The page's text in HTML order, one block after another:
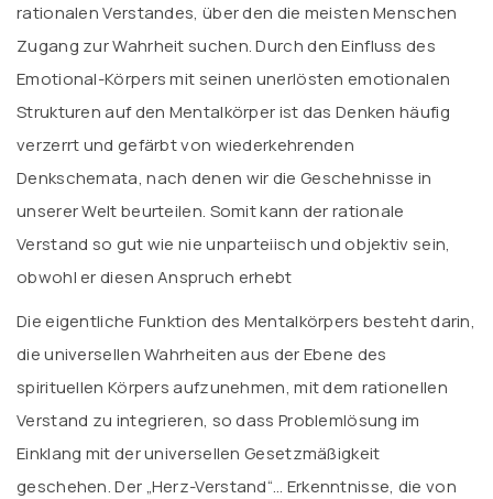
rationalen Verstandes, über den die meisten Menschen
Zugang zur Wahrheit suchen. Durch den Einfluss des
Emotional-Körpers mit seinen unerlösten emotionalen
Strukturen auf den Mentalkörper ist das Denken häufig
verzerrt und gefärbt von wiederkehrenden
Denkschemata, nach denen wir die Geschehnisse in
unserer Welt beurteilen. Somit kann der rationale
Verstand so gut wie nie unparteiisch und objektiv sein,
obwohl er diesen Anspruch erhebt
Die eigentliche Funktion des Mentalkörpers besteht darin,
die universellen Wahrheiten aus der Ebene des
spirituellen Körpers aufzunehmen, mit dem rationellen
Verstand zu integrieren, so dass Problemlösung im
Einklang mit der universellen Gesetzmäßigkeit
geschehen. Der „Herz-Verstand“… Erkenntnisse, die von